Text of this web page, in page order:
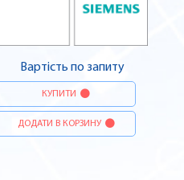
Вартість по запиту
КУПИТИ
ДОДАТИ В КОРЗИНУ